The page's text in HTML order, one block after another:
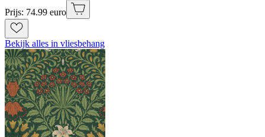
Prijs: 74.99 euro
Bekijk alles in vliesbehang